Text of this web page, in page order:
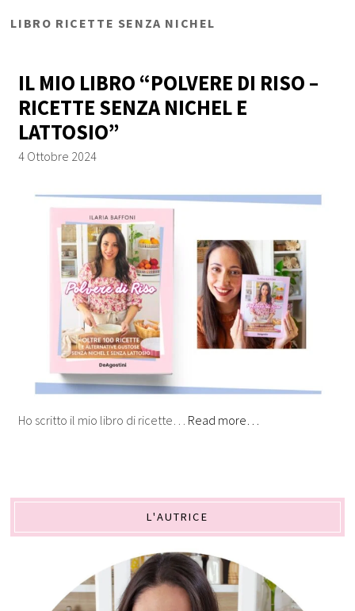
LIBRO RICETTE SENZA NICHEL
IL MIO LIBRO “POLVERE DI RISO –
RICETTE SENZA NICHEL E
LATTOSIO”
4 Ottobre 2024
Ho scritto il mio libro di ricette… Read more…
L'AUTRICE